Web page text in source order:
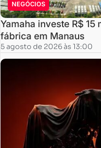
NEGÓCIOS
Yamaha investe R$ 15
fábrica em Manaus
5 agosto de 2026 às 13:00